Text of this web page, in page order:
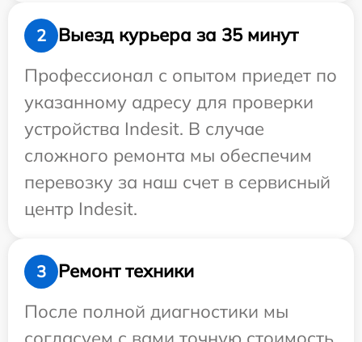
2
Выезд курьера за 35 минут
Профессионал с опытом приедет по
указанному адресу для проверки
устройства Indesit. В случае
сложного ремонта мы обеспечим
перевозку за наш счет в сервисный
центр Indesit.
3
Ремонт техники
После полной диагностики мы